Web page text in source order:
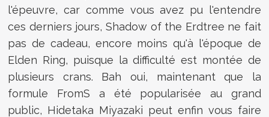
l'épeuvre, car comme vous avez pu l'entendre
ces derniers jours, Shadow of the Erdtree ne fait
pas de cadeau, encore moins qu'à l'époque de
Elden Ring, puisque la difficulté est montée de
plusieurs crans. Bah oui, maintenant que la
formule FromS a été popularisée au grand
public, Hidetaka Miyazaki peut enfin vous faire